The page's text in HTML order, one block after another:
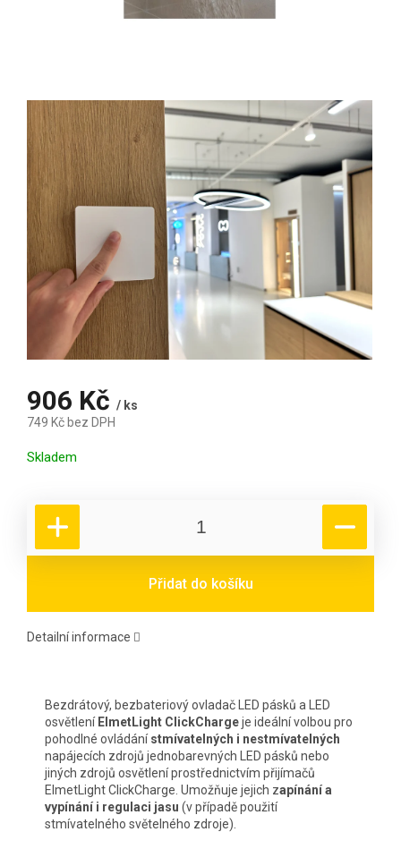
906 Kč / ks
749 Kč bez DPH
Skladem
Přidat do košíku
Detailní informace
Bezdrátový, bezbateriový ovladač LED pásků a LED
osvětleníElmetLight ClickChargeje ideální volbou pro
pohodlné ovládánístmívatelných i nestmívatelných
napájecích zdrojů jednobarevných LED pásků nebo
jiných zdrojů osvětlení prostřednictvím přijímačů
ElmetLight ClickCharge. Umožňuje jejich zapínání a
vypínání i regulaci jasu (v případě použití
stmívatelného světelného zdroje).